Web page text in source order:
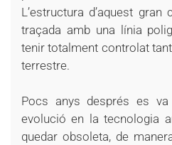
L’estructura d’aquest
traçada amb una línia
tenir totalment controlat
terrestre.
Pocs anys després es
evolució en la tecnologia
quedar obsoleta, de